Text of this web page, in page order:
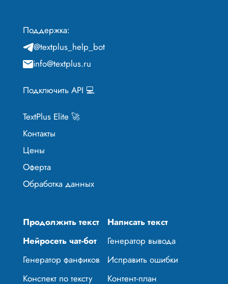
Поддержка:
@textplus_help_bot
info@textplus.ru
Подключить API 💻
TextPlus Elite 🚀
Контакты
Цены
Оферта
Обработка данных
Продолжить текст
Написать текст
Нейросеть чат-бот
Генератор вывода
Генератор фанфиков
Исправить ошибки
Конспект по тексту
Контент-план